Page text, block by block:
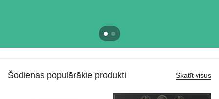
Šodienas populārākie produkti Skatīt visus